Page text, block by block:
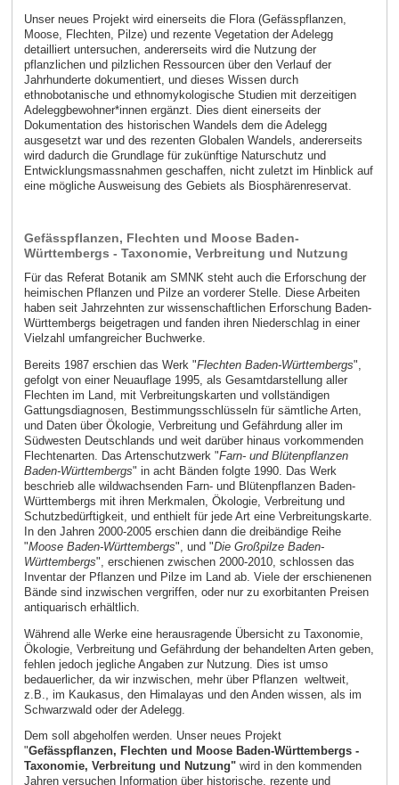
Unser neues Projekt wird einerseits die Flora (Gefässpflanzen,
Moose, Flechten, Pilze) und rezente Vegetation der Adelegg
detailliert untersuchen, andererseits wird die Nutzung der
pflanzlichen und pilzlichen Ressourcen über den Verlauf der
Jahrhunderte dokumentiert, und dieses Wissen durch
ethnobotanische und ethnomykologische Studien mit derzeitigen
Adeleggbewohner*innen ergänzt. Dies dient einerseits der
Dokumentation des historischen Wandels dem die Adelegg
ausgesetzt war und des rezenten Globalen Wandels, andererseits
wird dadurch die Grundlage für zukünftige Naturschutz und
Entwicklungsmassnahmen geschaffen, nicht zuletzt im Hinblick auf
eine mögliche Ausweisung des Gebiets als Biosphärenreservat.
Gefässpflanzen, Flechten und Moose Baden-
Württembergs - Taxonomie, Verbreitung und Nutzung
Für das Referat Botanik am SMNK steht auch die Erforschung der
heimischen Pflanzen und Pilze an vorderer Stelle. Diese Arbeiten
haben seit Jahrzehnten zur wissenschaftlichen Erforschung Baden-
Württembergs beigetragen und fanden ihren Niederschlag in einer
Vielzahl umfangreicher Buchwerke.
Bereits 1987 erschien das Werk "Flechten Baden-Württembergs",
gefolgt von einer Neuauflage 1995, als Gesamtdarstellung aller
Flechten im Land, mit Verbreitungskarten und vollständigen
Gattungsdiagnosen, Bestimmungsschlüsseln für sämtliche Arten,
und Daten über Ökologie, Verbreitung und Gefährdung aller im
Südwesten Deutschlands und weit darüber hinaus vorkommenden
Flechtenarten. Das Artenschutzwerk "Farn- und Blütenpflanzen
Baden-Württembergs" in acht Bänden folgte 1990. Das Werk
beschrieb alle wildwachsenden Farn- und Blütenpflanzen Baden-
Württembergs mit ihren Merkmalen, Ökologie, Verbreitung und
Schutzbedürftigkeit, und enthielt für jede Art eine Verbreitungskarte.
In den Jahren 2000-2005 erschien dann die dreibändige Reihe
"Moose Baden-Württembergs", und "Die Großpilze Baden-
Württembergs", erschienen zwischen 2000-2010, schlossen das
Inventar der Pflanzen und Pilze im Land ab. Viele der erschienenen
Bände sind inzwischen vergriffen, oder nur zu exorbitanten Preisen
antiquarisch erhältlich.
Während alle Werke eine herausragende Übersicht zu Taxonomie,
Ökologie, Verbreitung und Gefährdung der behandelten Arten geben,
fehlen jedoch jegliche Angaben zur Nutzung. Dies ist umso
bedauerlicher, da wir inzwischen, mehr über Pflanzen weltweit,
z.B., im Kaukasus, den Himalayas und den Anden wissen, als im
Schwarzwald oder der Adelegg.
Dem soll abgeholfen werden. Unser neues Projekt
"Gefässpflanzen, Flechten und Moose Baden-Württembergs -
Taxonomie, Verbreitung und Nutzung"wird in den kommenden
Jahren versuchen Information über historische, rezente und